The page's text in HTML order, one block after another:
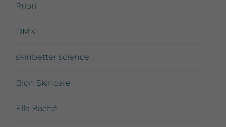
Priori
DMK
skinbetter science
Bion Skincare
Ella Baché